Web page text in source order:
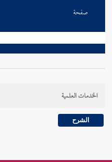
صفحة
الخدمات العلمية
الشرح